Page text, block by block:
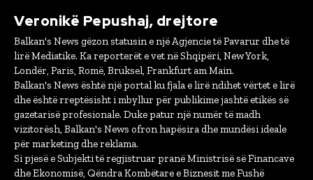
Veronikë Pepushaj, drejtore
Balkan's News gëzon statusin e një Agjencie të Pavarur dhe të
lirë Mediatike. Ka reporterët e vet në Shqipëri, New York,
Londër, Paris, Romë, Bruksel, Frankfurt am Main.
Balkan's News është një portal ku fjala e lirë ndihet vërtet e lirë
dhe është rreptësisht i mbyllur për publikime jashtë etikës së
gazetarisë profesionale. Duke patur një numër të madh
vizitorësh, Balkan's News ofron hapësira dhe mundësi ideale
për marketing dhe reklama.
Si pjesë e Subjekti të regjistruar pranë Ministrisë së Financave
dhe Ekonomisë, Qëndra Kombëtare e Biznesit me Fushë